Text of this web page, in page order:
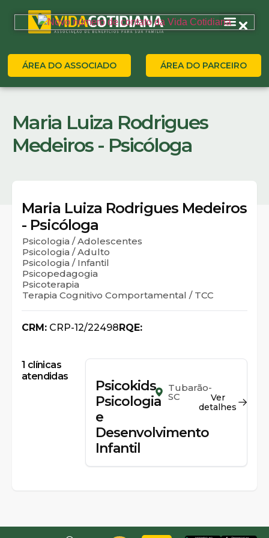
ÁREA DO ASSOCIADO ÁREA DO PARCEIRO
Maria Luiza Rodrigues
Medeiros - Psicóloga
Maria Luiza Rodrigues Medeiros
- Psicóloga
Psicologia / Adolescentes
Psicologia / Adulto
Psicologia / Infantil
Psicopedagogia
Psicoterapia
Terapia Cognitivo Comportamental / TCC
CRM: CRP-12/22498RQE:
1 clínicas
atendidas
Psicokids
Psicologia
e
Desenvolvimento
Infantil
Tubarão-
SC
Ver
detalhes